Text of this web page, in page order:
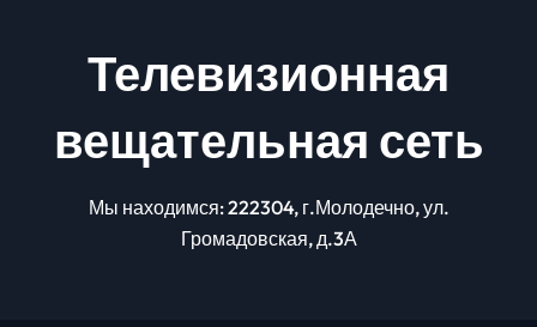
Телевизионная
вещательная сеть
Мы находимся: 222304, г.Молодечно, ул.
Громадовская, д.3А